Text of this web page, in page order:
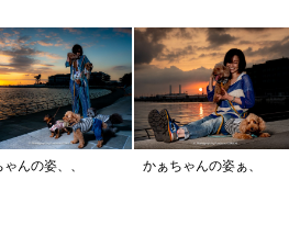
んの姿、、 かぁちゃんの姿ぁ、